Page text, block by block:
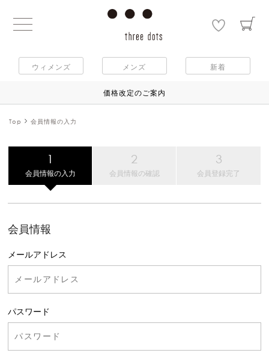
ウィメンズ メンズ 新着
価格改定のご案内
Top 会員情報の入力
会員情報の入力 会員情報の確認 会員登録完了
会員情報
メールアドレス
パスワード